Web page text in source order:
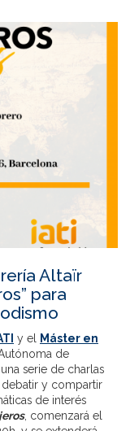
Altaïr
para
y el
Máster en
de
serie de charlas
y compartir
de interés
, comenzará el